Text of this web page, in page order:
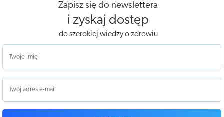
Zapisz się do newslettera
i zyskaj dostęp
do szerokiej wiedzy o zdrowiu